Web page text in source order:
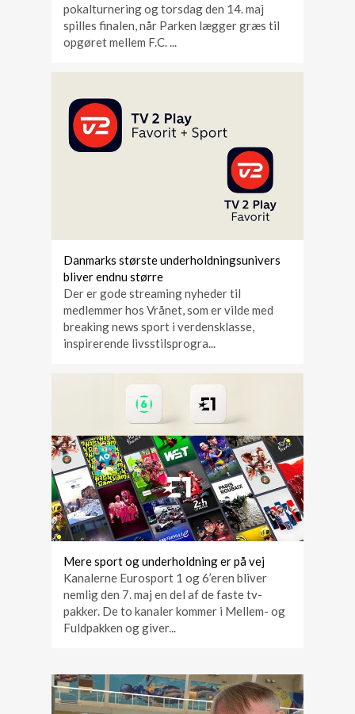
pokalturnering og torsdag den 14. maj
spilles finalen, når Parken lægger græs til
opgøret mellem F.C. ...
Danmarks største underholdningsunivers
bliver endnu større
Der er gode streaming nyheder til
medlemmer hos Vrånet, som er vilde med
breaking news sport i verdensklasse,
inspirerende livsstilsprogra...
Mere sport og underholdning er på vej
Kanalerne Eurosport 1 og 6’eren bliver
nemlig den 7. maj en del af de faste tv-
pakker. De to kanaler kommer i Mellem- og
Fuldpakken og giver...